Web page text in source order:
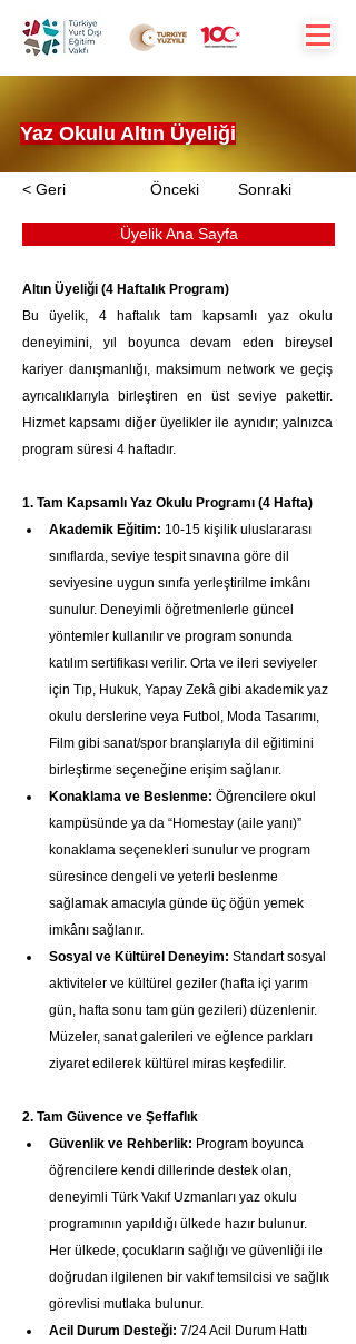
Yaz Okulu Altın Üyeliği
< Geri Önceki Sonraki
Üyelik Ana Sayfa
Altın Üyeliği (4 Haftalık Program)
Bu üyelik, 4 haftalık tam kapsamlı yaz okulu
deneyimini, yıl boyunca devam eden bireysel
kariyer danışmanlığı, maksimum network ve geçiş
ayrıcalıklarıyla birleştiren en üst seviye pakettir.
Hizmet kapsamı diğer üyelikler ile aynıdır; yalnızca
program süresi 4 haftadır.
1. Tam Kapsamlı Yaz Okulu Programı (4 Hafta)
Akademik Eğitim: 10-15 kişilik uluslararası
sınıflarda, seviye tespit sınavına göre dil
seviyesine uygun sınıfa yerleştirilme imkânı
sunulur. Deneyimli öğretmenlerle güncel
yöntemler kullanılır ve program sonunda
katılım sertifikası verilir. Orta ve ileri seviyeler
için Tıp, Hukuk, Yapay Zekâ gibi akademik yaz
okulu derslerine veya Futbol, Moda Tasarımı,
Film gibi sanat/spor branşlarıyla dil eğitimini
birleştirme seçeneğine erişim sağlanır.
Konaklama ve Beslenme: Öğrencilere okul
kampüsünde ya da “Homestay (aile yanı)”
konaklama seçenekleri sunulur ve program
süresince dengeli ve yeterli beslenme
sağlamak amacıyla günde üç öğün yemek
imkânı sağlanır.
Sosyal ve Kültürel Deneyim: Standart sosyal
aktiviteler ve kültürel geziler (hafta içi yarım
gün, hafta sonu tam gün gezileri) düzenlenir.
Müzeler, sanat galerileri ve eğlence parkları
ziyaret edilerek kültürel miras keşfedilir.
2. Tam Güvence ve Şeffaflık
Güvenlik ve Rehberlik: Program boyunca
öğrencilere kendi dillerinde destek olan,
deneyimli Türk Vakıf Uzmanları yaz okulu
programının yapıldığı ülkede hazır bulunur.
Her ülkede, çocukların sağlığı ve güvenliği ile
doğrudan ilgilenen bir vakıf temsilcisi ve sağlık
görevlisi mutlaka bulunur.
Acil Durum Desteği: 7/24 Acil Durum Hattı